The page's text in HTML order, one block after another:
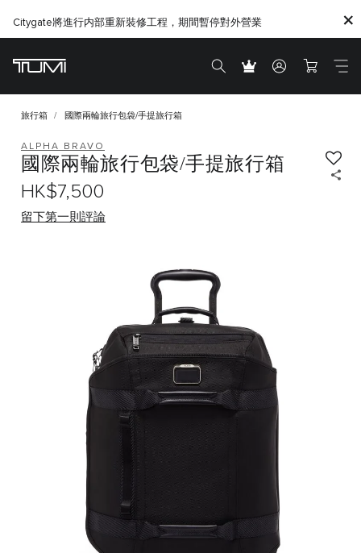
Citygate將進行内部重新裝修工程，期間暫停對外營業
旅行箱 國際兩輪旅行包袋/手提旅行箱
ALPHA BRAVO
國際兩輪旅行包袋/手提旅行箱
HK$7,500
留下第一則評論